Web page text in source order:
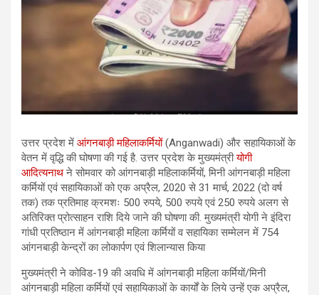
उत्तर प्रदेश में आंगनबाड़ी महिलाकर्मियों(Anganwadi) और सहायिकाओं के
वेतन में वृद्धि की घोषणा की गई है. उत्तर प्रदेश के मुख्‍यमंत्रीयोगी
आदित्‍यनाथने सोमवार को आंगनबाड़ी महिलाकर्मियों, मिनी आंगनबाड़ी महिला
कर्मियों एवं सहायिकाओं को एक अप्रैल, 2020 से 31 मार्च, 2022 (दो वर्ष
तक) तक प्रतिमाह क्रमशः 500 रुपये, 500 रुपये एवं 250 रुपये अलग से
अतिरिक्त प्रोत्साहन राशि दिये जाने की घोषणा की. मुख्यमंत्री योगी ने इंदिरा
गांधी प्रतिष्ठान में आंगनबाड़ी महिला कर्मियों व सहायिका सम्मेलन में 754
आंगनबाड़ी केन्द्रों का लोकार्पण एवं शिलान्यास किया
मुख्यमंत्री ने कोविड-19 की अवधि में आंगनबाड़ी महिला कर्मियों/मिनी
आंगनबाड़ी महिला कर्मियों एवं सहायिकाओं के कार्यों के लिये उन्हें एक अप्रैल,